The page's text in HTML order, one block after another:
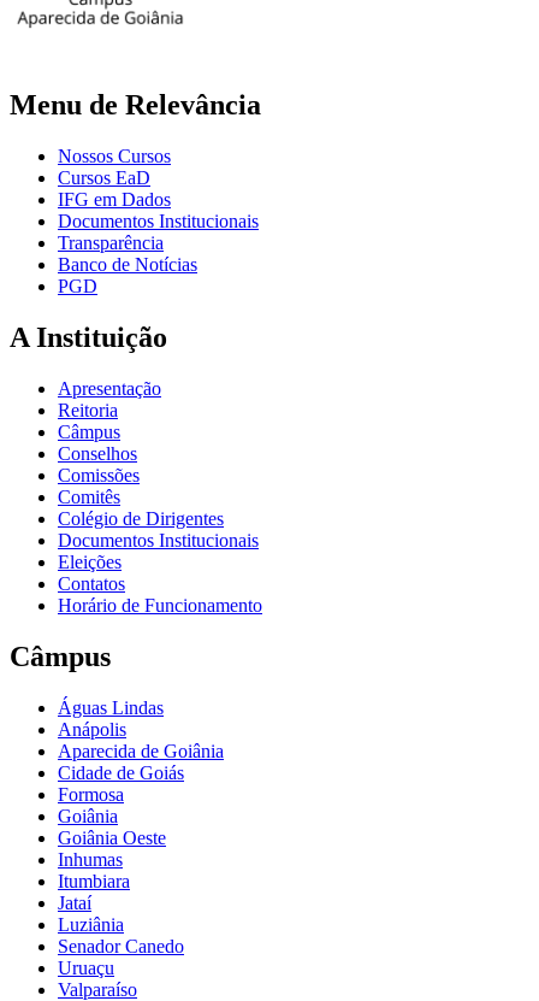
Menu de Relevância
Nossos Cursos
Cursos EaD
IFG em Dados
Documentos Institucionais
Transparência
Banco de Notícias
PGD
A Instituição
Apresentação
Reitoria
Câmpus
Conselhos
Comissões
Comitês
Colégio de Dirigentes
Documentos Institucionais
Eleições
Contatos
Horário de Funcionamento
Câmpus
Águas Lindas
Anápolis
Aparecida de Goiânia
Cidade de Goiás
Formosa
Goiânia
Goiânia Oeste
Inhumas
Itumbiara
Jataí
Luziânia
Senador Canedo
Uruaçu
Valparaíso